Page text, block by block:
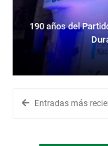
190 años del
Entradas más